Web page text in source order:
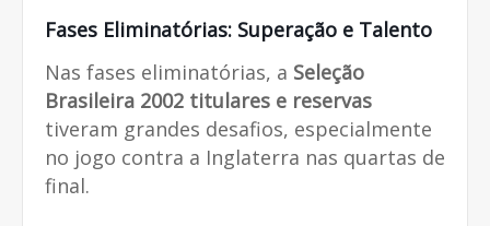
Fases Eliminatórias: Superação e Talento
Nas fases eliminatórias, a Seleção
Brasileira 2002 titulares e reservas
tiveram grandes desafios, especialmente
no jogo contra a Inglaterra nas quartas de
final.